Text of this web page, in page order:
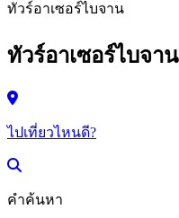
ทัวร์อาเซอร์ไบจาน
ทัวร์อาเซอร์ไบจาน
ไปเที่ยวไหนดี?
คำค้นหา